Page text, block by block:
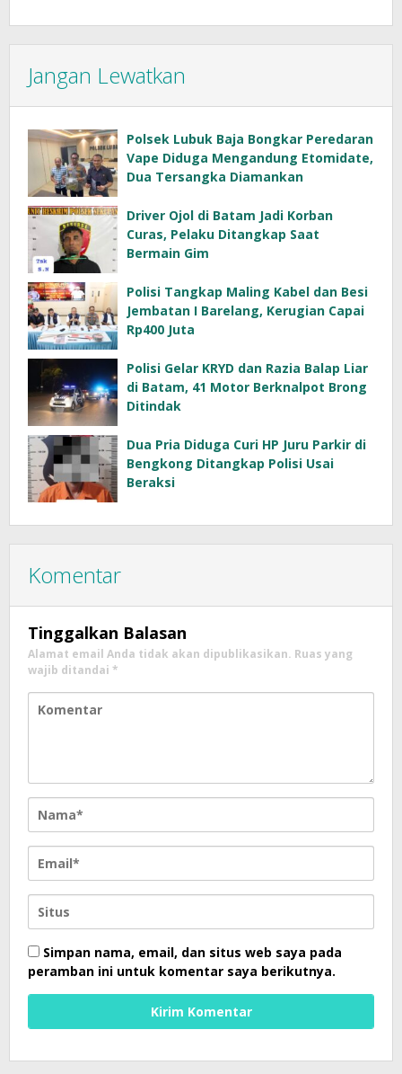
Jangan Lewatkan
Polsek Lubuk Baja Bongkar Peredaran
Vape Diduga Mengandung Etomidate,
Dua Tersangka Diamankan
Driver Ojol di Batam Jadi Korban
Curas, Pelaku Ditangkap Saat
Bermain Gim
Polisi Tangkap Maling Kabel dan Besi
Jembatan I Barelang, Kerugian Capai
Rp400 Juta
Polisi Gelar KRYD dan Razia Balap Liar
di Batam, 41 Motor Berknalpot Brong
Ditindak
Dua Pria Diduga Curi HP Juru Parkir di
Bengkong Ditangkap Polisi Usai
Beraksi
Komentar
Tinggalkan Balasan
Alamat email Anda tidak akan dipublikasikan. Ruas yang
wajib ditandai *
Simpan nama, email, dan situs web saya pada
peramban ini untuk komentar saya berikutnya.